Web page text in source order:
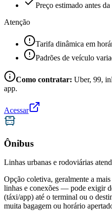
Preço estimado antes
Atenção
Tarifa dinâmica em
Padrões de veículo
Como contratar: Uber, 99,
app.
Acessar
Ônibus
Linhas urbanas e rodoviárias
Opção coletiva, geralmente a
linhas e conexões — pode exigir
(táxi/app) até o terminal ou o
muita bagagem ou horário